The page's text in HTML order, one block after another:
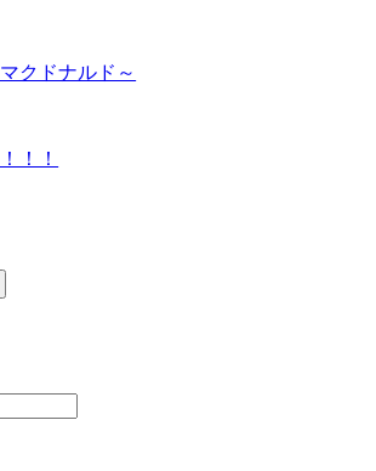
クドナルド～
！！